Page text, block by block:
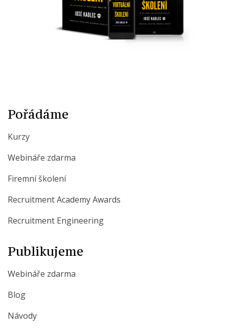
Pořádáme
Kurzy
Webináře zdarma
Firemní školení
Recruitment Academy Awards
Recruitment Engineering
Publikujeme
Webináře zdarma
Blog
Návody